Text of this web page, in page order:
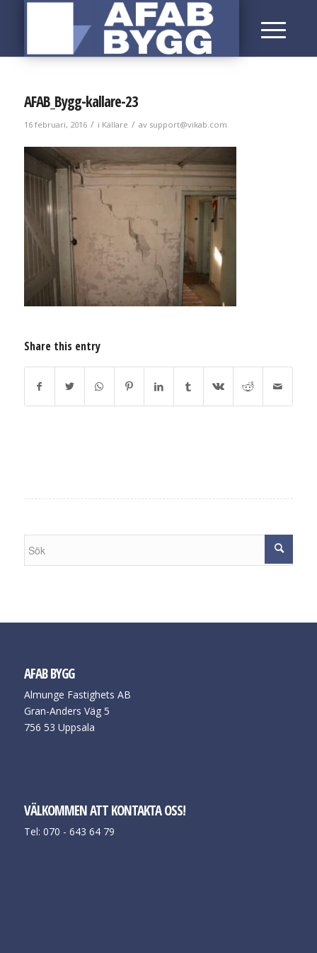
AFAB_Bygg-kallare-23
16 februari, 2016 / i Källare / av support@vikab.com
Share this entry
AFAB BYGG
Almunge Fastighets AB
Gran-Anders Väg 5
756 53 Uppsala
VÄLKOMMEN ATT KONTAKTA OSS!
Tel: 070 - 643 64 79